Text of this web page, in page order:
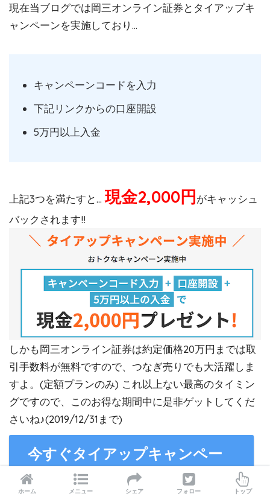
現在当ブログでは岡三オンライン証券とタイアップキ
ャンペーンを実施しており…
キャンペーンコードを入力
下記リンクからの口座開設
5万円以上入金
上記3つを満たすと…現金2,000円がキャッシュ
バックされます!!
しかも岡三オンライン証券は約定価格20万円までは取
引手数料が無料ですので、つなぎ売りでも大活躍しま
すよ。(定額プランのみ) これ以上ない最高のタイミン
グですので、このお得な期間中に是非ゲットしてくだ
さいね♪(2019/12/31まで)
今すぐタイアップキャンペー
ンをチェック
ホーム メニュー シェア フォロー トップ